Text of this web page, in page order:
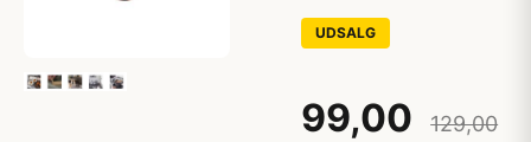
UDSALG
99,00
129,00